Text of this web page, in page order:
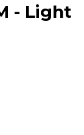
- Light